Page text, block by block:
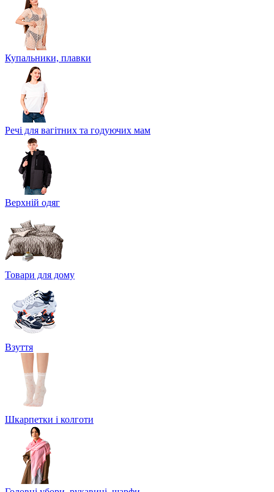
Купальники, плавки
Речі для вагітних та годуючих мам
Верхній одяг
Товари для дому
Взуття
Шкарпетки і колготи